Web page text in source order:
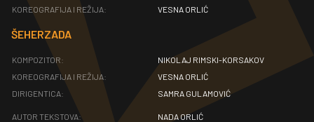
KOREOGRAFIJA I REŽIJA:
VESNA ORLIĆ
ŠEHERZADA
KOMPOZITOR:
NIKOLAJ RIMSKI-KORSAKOV
KOREOGRAFIJA I REŽIJA:
VESNA ORLIĆ
DIRIGENTICA:
SAMRA GULAMOVIĆ
AUTOR TEKSTOVA:
NADA ORLIĆ